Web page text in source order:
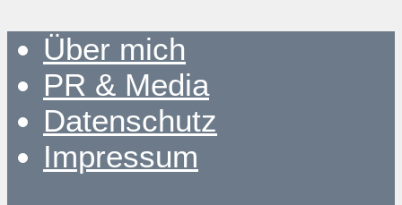
Über mich
PR & Media
Datenschutz
Impressum